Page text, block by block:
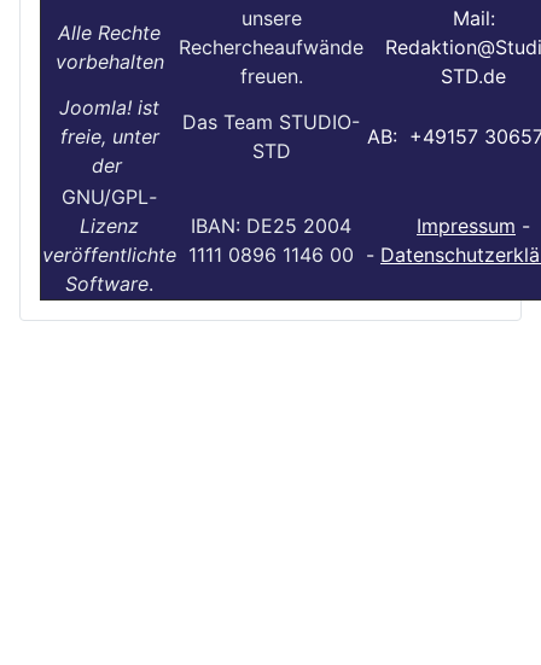
Alle Rechte
vorbehalten
unsere
Rechercheaufwände
freuen.
Mail:
STD.de
Joomla! ist
freie, unter
der
Das Team STUDIO-
STD
AB: +49157
GNU/GPL-
Lizenz
veröffentlichte
Software.
IBAN: DE25 2004
1111 0896 1146 00
Impressum -
-